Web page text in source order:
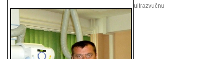
ultrazvučnu